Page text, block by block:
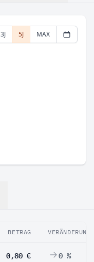
3J 5J MAX
BETRAG VERÄNDERUNG
0,80 € 0 %